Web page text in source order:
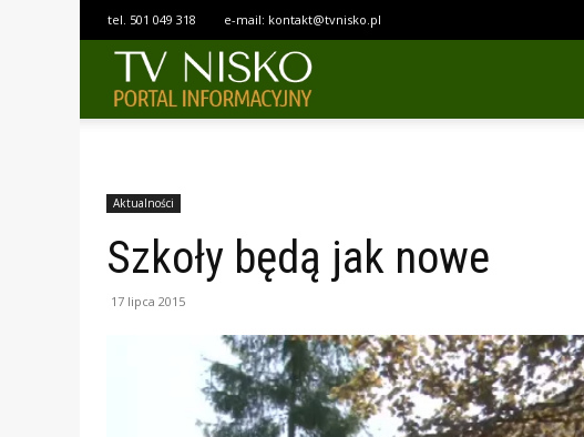
tel. 501 049 318 e-mail: kontakt@tvnisko.pl
Aktualności
Szkoły będą jak nowe
17 lipca 2015